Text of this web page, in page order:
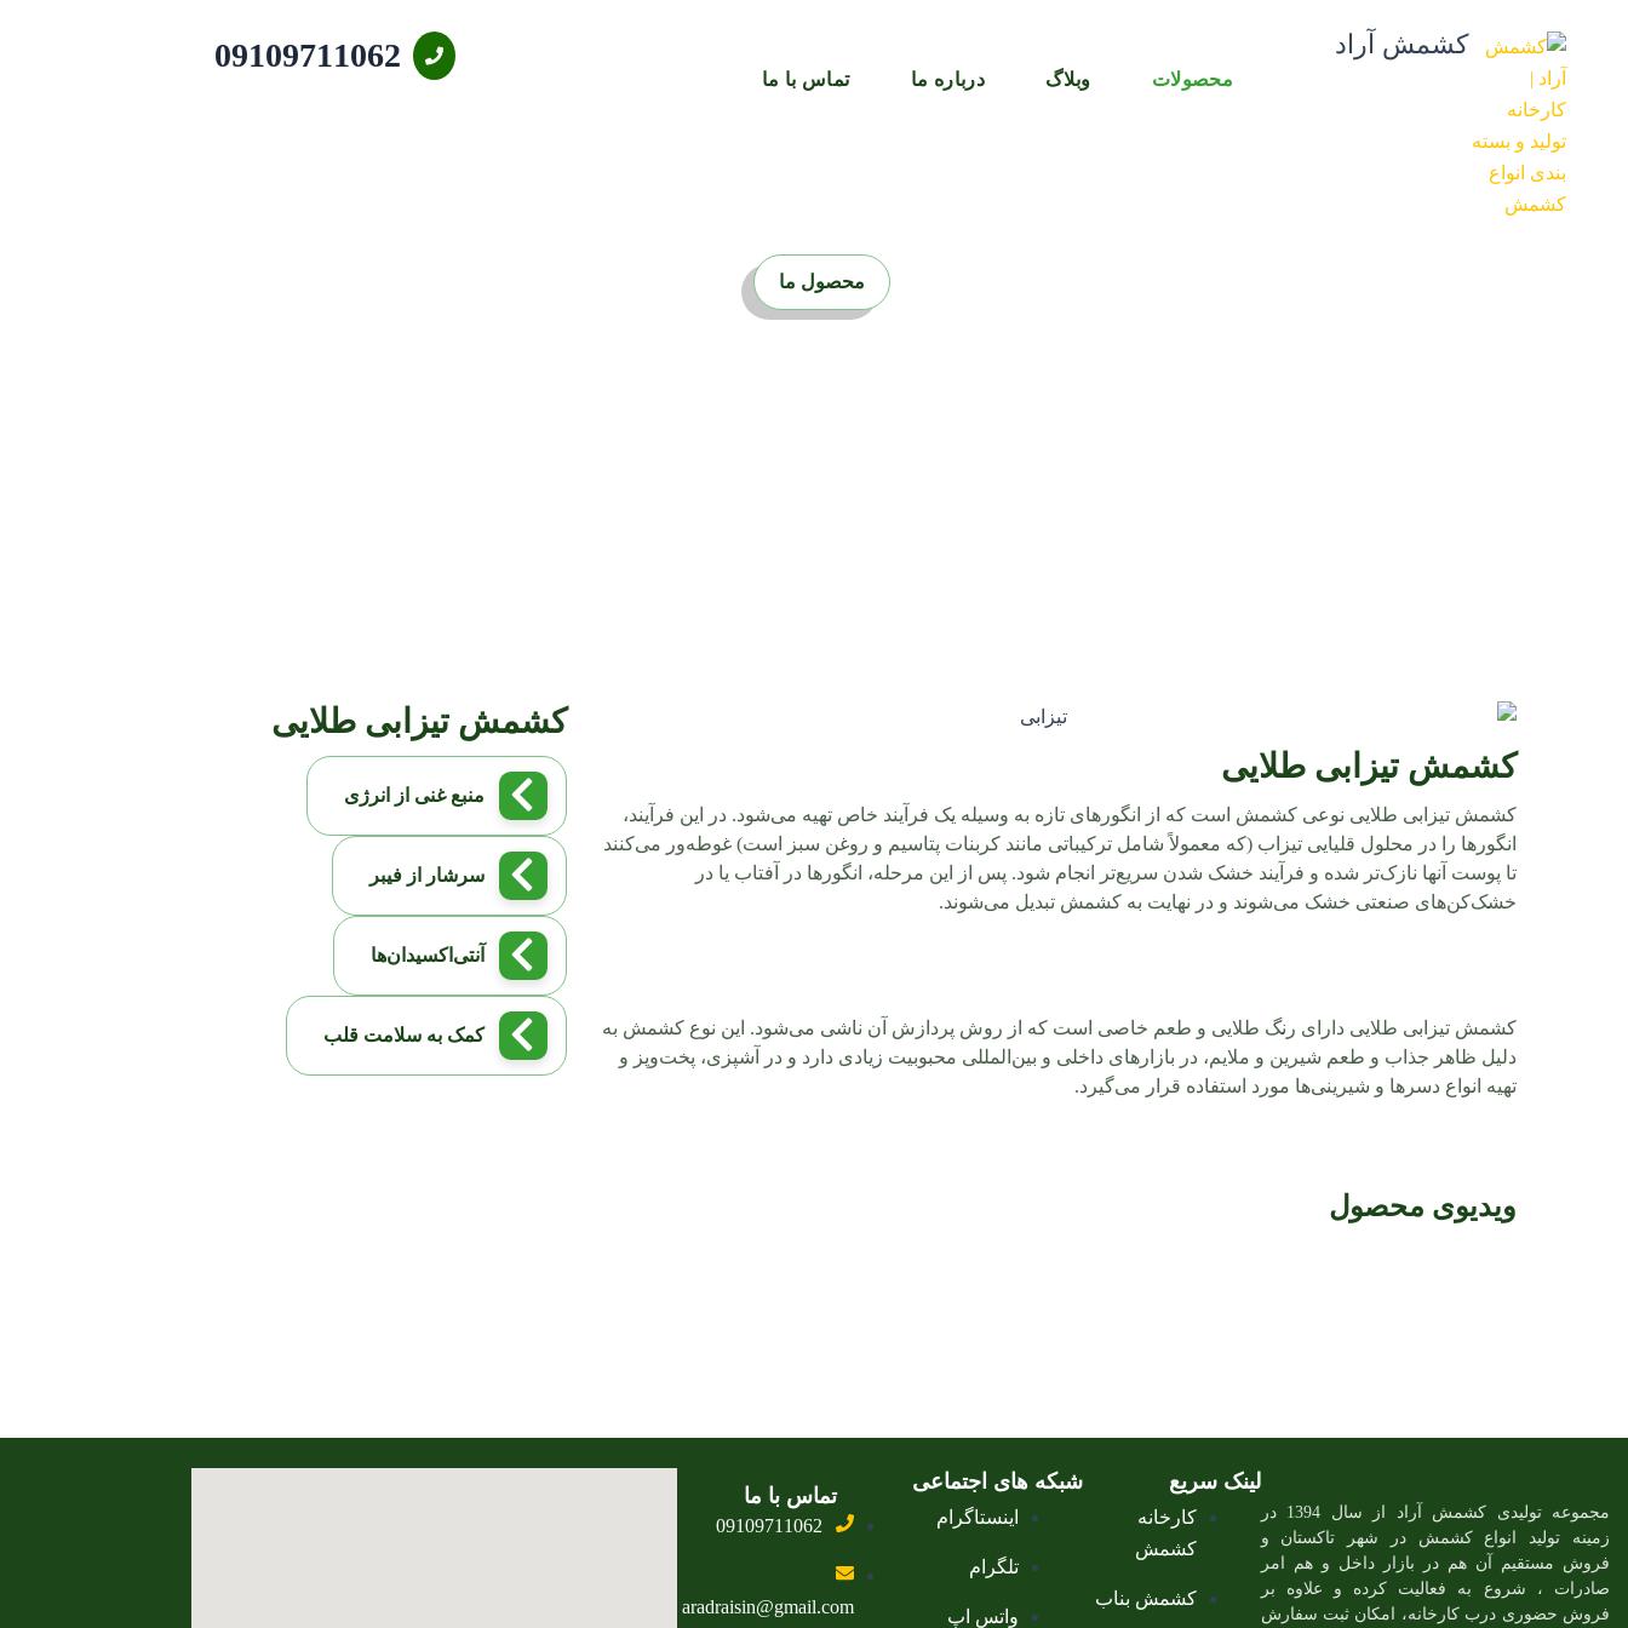
کشمش آراد
محصولات وبلاگ درباره ما تماس با ما
09109711062
محصول ما
کشمش تیزابی طلایی
کشمش تیزابی طلایی نوعی کشمش است که از انگورهای تازه به وسیله یک فرآیند خاص تهیه می‌شود. در این فرآیند،
انگورها را در محلول قلیایی تیزاب (که معمولاً شامل ترکیباتی مانند کربنات پتاسیم و روغن سبز است) غوطه‌ور می‌کنند
تا پوست آنها نازک‌تر شده و فرآیند خشک شدن سریع‌تر انجام شود. پس از این مرحله، انگورها در آفتاب یا در
خشک‌کن‌های صنعتی خشک می‌شوند و در نهایت به کشمش تبدیل می‌شوند.
کشمش تیزابی طلایی دارای رنگ طلایی و طعم خاصی است که از روش پردازش آن ناشی می‌شود. این نوع کشمش به
دلیل ظاهر جذاب و طعم شیرین و ملایم، در بازارهای داخلی و بین‌المللی محبوبیت زیادی دارد و در آشپزی، پخت‌وپز و
تهیه انواع دسرها و شیرینی‌ها مورد استفاده قرار می‌گیرد.
ویدیوی محصول
کشمش تیزابی طلایی
منبع غنی از انرژی
سرشار از فیبر
آنتی‌اکسیدان‌ها
کمک به سلامت قلب
مجموعه تولیدی کشمش آراد از سال 1394 در
زمینه تولید انواع کشمش در شهر تاکستان و
فروش مستقیم آن هم در بازار داخل و هم امر
صادرات ، شروع به فعالیت کرده و علاوه بر
فروش حضوری درب کارخانه، امکان ثبت سفارش
لینک سریع
کارخانه
کشمش
کشمش بناب
شبکه های اجتماعی
اینستاگرام
تلگرام
واتس اپ
تماس با ما
09109711062
aradraisin@gmail.com